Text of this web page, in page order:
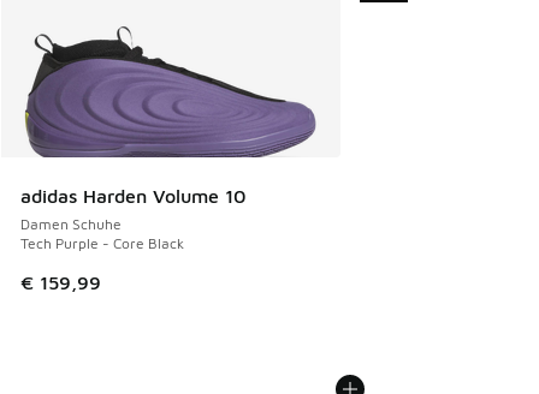
adidas Harden Volume 10
Damen Schuhe
Tech Purple - Core Black
€ 159,99